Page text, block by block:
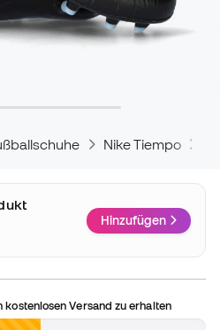
Nike Tiempo
Hinzufügen
kostenlosen Versand zu erhalten